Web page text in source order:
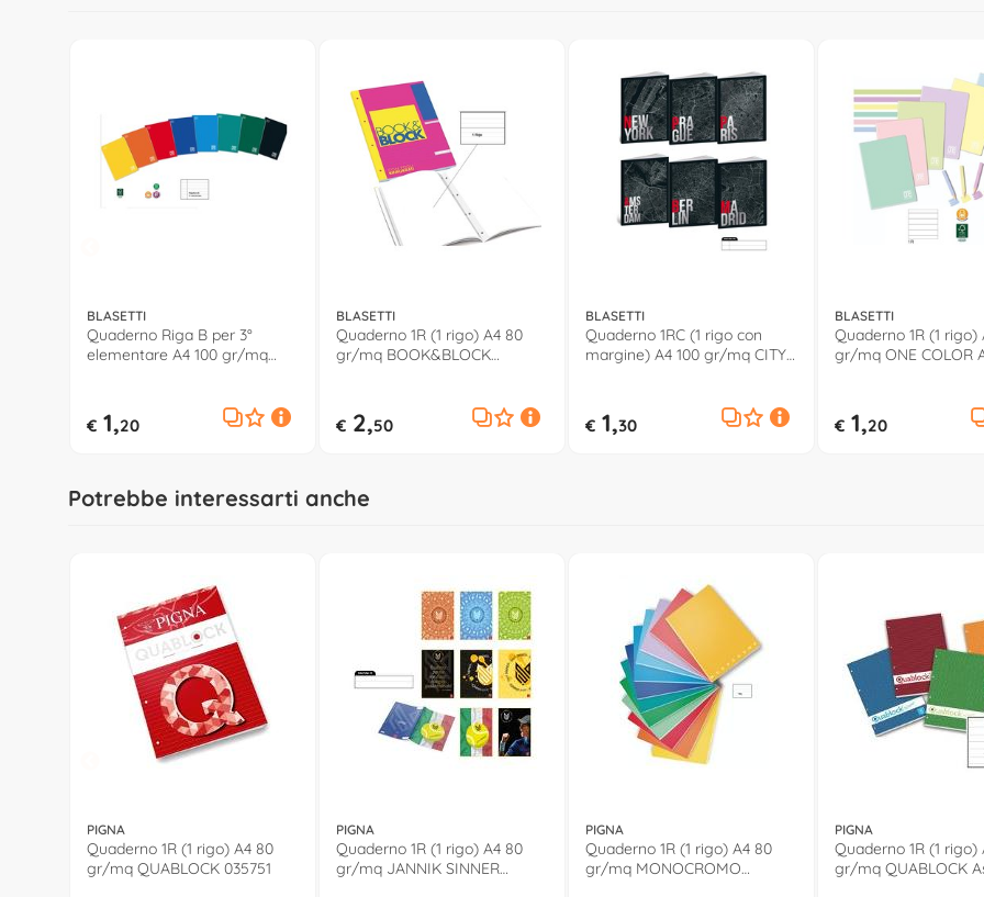
BLASETTI
Quaderno Riga B per 3°
elementare A4 100 gr/mq
€ 1,20
BLASETTI
Quaderno 1R (1 rigo) A4 80
gr/mq BOOK&BLOCK
€ 2,50
BLASETTI
Quaderno 1RC (1 rigo con
margine) A4 100 gr/mq CITY
€ 1,30
BLASETTI
Quaderno 1R (1 rigo)
gr/mq ONE COLOR
€ 1,20
Potrebbe interessarti anche
PIGNA
Quaderno 1R (1 rigo) A4 80
gr/mq QUABLOCK 035751
PIGNA
Quaderno 1R (1 rigo) A4 80
gr/mq JANNIK SINNER
PIGNA
Quaderno 1R (1 rigo) A4 80
gr/mq MONOCROMO
PIGNA
Quaderno 1R (1 rigo)
gr/mq QUABLOCK